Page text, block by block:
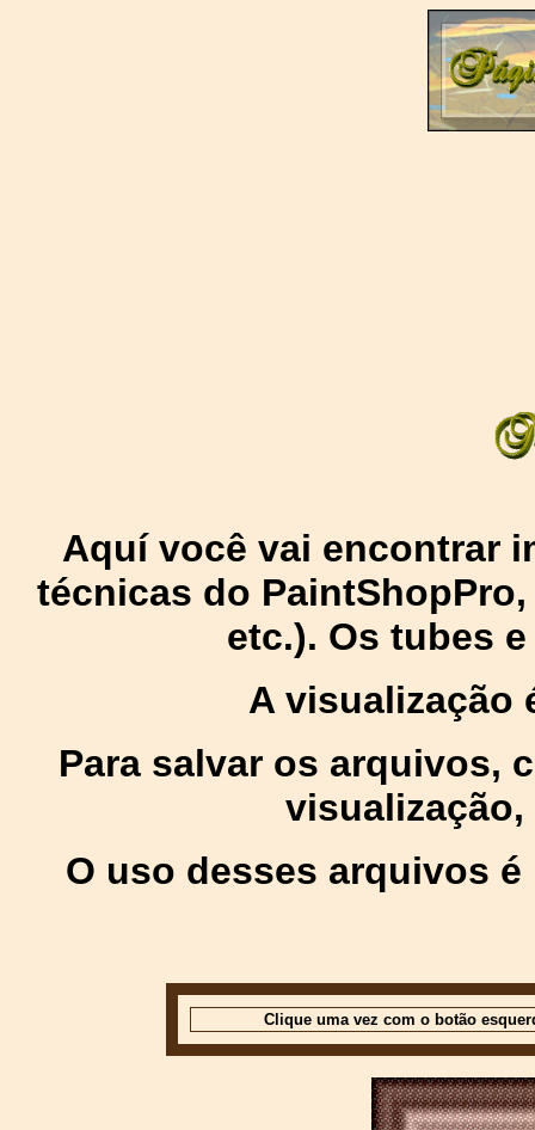
Aquí você vai encontrar
técnicas do
etc.). Os tubes
A visualização
Para salvar os arquivos,
O uso desses arquivos
Clique uma vez com o botão